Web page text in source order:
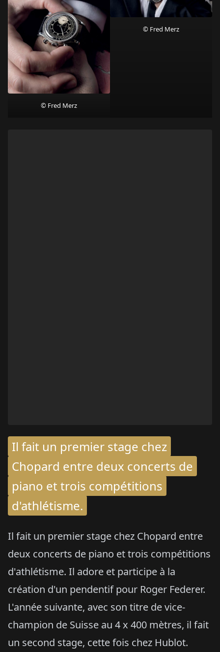
© Fred Merz
© Fred Merz
Il fait un premier stage chez
Chopard entre deux concerts de
piano et trois compétitions
d'athlétisme.
Il fait un premier stage chez Chopard entre
deux concerts de piano et trois compétitions
d'athlétisme. Il adore et participe à la
création d'un pendentif pour Roger Federer.
L'année suivante, avec son titre de vice-
champion de Suisse au 4 x 400 mètres, il fait
un second stage, cette fois chez Hublot.